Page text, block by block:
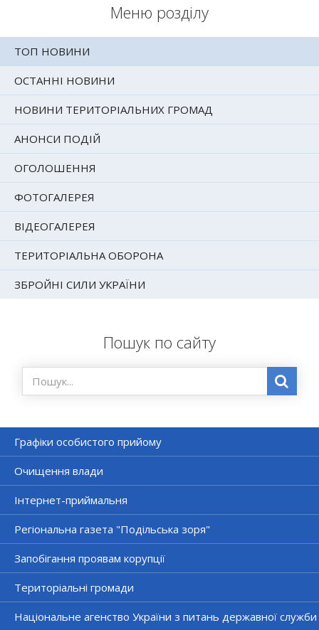
Меню розділу
ТОП НОВИНИ
ОСТАННІ НОВИНИ
НОВИНИ ТЕРИТОРІАЛЬНИХ ГРОМАД
АНОНСИ ПОДІЙ
ОГОЛОШЕННЯ
ФОТОГАЛЕРЕЯ
ВІДЕОГАЛЕРЕЯ
ТЕРИТОРІАЛЬНА ОБОРОНА
ЗБРОЙНІ СИЛИ УКРАЇНИ
Пошук по сайту
Графіки особистого прийому
Очищення влади
Інтернет-приймальня
Регіональна газета "Подільська зоря"
Запобігання проявам корупції
Територіальні громади
Національне агенство України з питань державної служби